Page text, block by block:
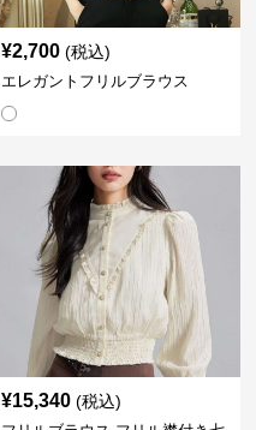
¥2,700 (税込)
エレガントフリルブラウス
¥15,340 (税込)